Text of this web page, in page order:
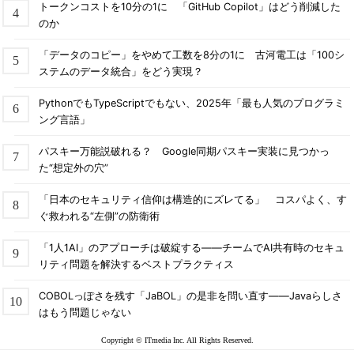
トークンコストを10分の1に 「GitHub Copilot」はどう削減した
のか
「データのコピー」をやめて工数を8分の1に 古河電工は「100シ
ステムのデータ統合」をどう実現？
PythonでもTypeScriptでもない、2025年「最も人気のプログラミ
ング言語」
パスキー万能説破れる？ Google同期パスキー実装に見つかっ
た“想定外の穴”
「日本のセキュリティ信仰は構造的にズレてる」 コスパよく、す
ぐ救われる“左側”の防衛術
「1人1AI」のアプローチは破綻する――チームでAI共有時のセキュ
リティ問題を解決するベストプラクティス
COBOLっぽさを残す「JaBOL」の是非を問い直す――Javaらしさ
はもう問題じゃない
Copyright © ITmedia Inc. All Rights Reserved.